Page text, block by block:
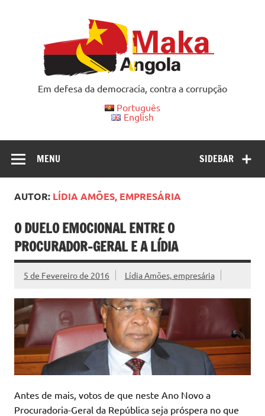
Em defesa da democracia, contra a corrupção
Português
English
SIDEBAR
MENU
AUTOR: LÍDIA AMÕES, EMPRESÁRIA
O DUELO EMOCIONAL ENTRE O
PROCURADOR-GERAL E A LÍDIA
5 de Fevereiro de 2016 Lídia Amões, empresária
Antes de mais, votos de que neste Ano Novo a
Procuradoria-Geral da República seja próspera no que